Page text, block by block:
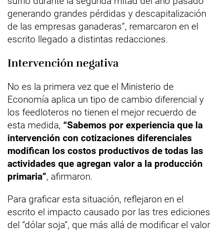
generando grandes pérdidas y descapitalización
de las empresas ganaderas”, remarcaron en el
escrito llegado a distintas redacciones.
Intervención negativa
No es la primera vez que el Ministerio de
Economía aplica un tipo de cambio diferencial y
los feedloteros no tienen el mejor recuerdo de
esta medida, “Sabemos por experiencia que la
intervención con cotizaciones diferenciales
modifican los costos productivos de todas las
actividades que agregan valor a la producción
primaria”, afirmaron.
Para graficar esta situación, reflejaron en el
escrito el impacto causado por las tres ediciones
del “dólar soja”, que más allá de modificar el valor